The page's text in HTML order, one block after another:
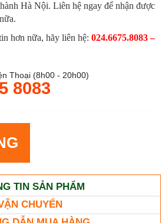
Hà Nội. Liên hệ ngay để nhận được
hơn nữa, hãy liên hệ: 024.6675.8083 –
Thoại (8h00 - 20h00)
8083
TIN SẢN PHẨM
CHUYỂN